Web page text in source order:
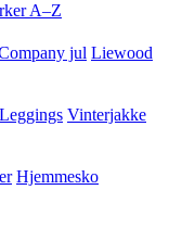
A–Z
jul Liewood
Leggings Vinterjakke
Hjemmesko